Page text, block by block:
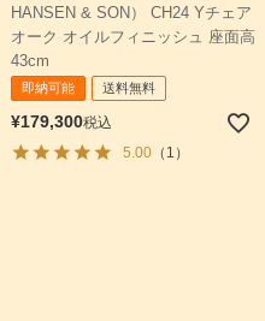
HANSEN & SON） CH24 Yチェア
オーク オイルフィニッシュ 座面高
43cm
即納可能 送料無料
¥179,300税込
5.00（1）